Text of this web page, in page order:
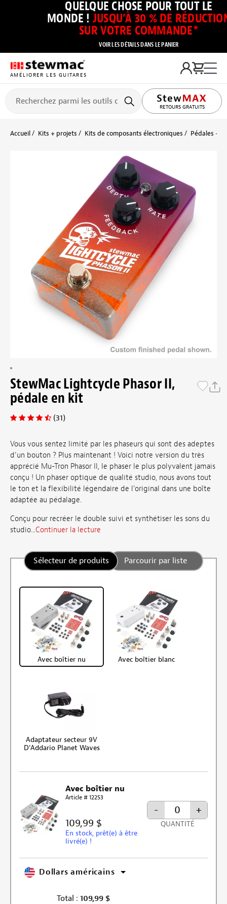
QUELQUE CHOSE POUR TOUT LE
MONDE ! JUSQU’À 30 % DE
SUR VOTRE COMMANDE*
VOIR LES DÉTAILS DANS LE PANIER
AMÉLIORER LES GUITARES
RETOURS GRATUITS
Accueil Kits + projets Kits de composants électroniques Pédales +
StewMac Lightcycle Phasor II,
pédale en kit
(31)
Vous vous sentez limité par les phaseurs qui sont des adeptes
d’un bouton ? Plus maintenant ! Voici notre version du très
apprécié Mu-Tron Phasor II, le phaser le plus polyvalent jamais
conçu ! Un phaser optique de qualité studio, nous avons tout
le ton et la flexibilité légendaire de l’original dans une boîte
adaptée au pédalage.
Conçu pour recréer le double suivi et synthétiser les sons du
studio...Continuer la lecture
Sélecteur de produits Parcourir par liste
Avec boîtier nu Avec boîtier blanc
Adaptateur secteur 9V
D'Addario Planet Waves
Avec boîtier nu
Article # 12253
109,99 $
En stock, prêt(e) à être
livré(e) !
- +
QUANTITÉ
Dollars américains
Total : 109,99 $